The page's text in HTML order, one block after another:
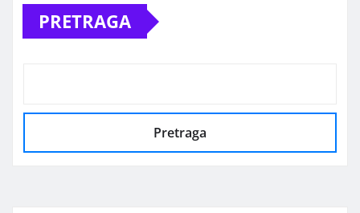
PRETRAGA
Pretraga